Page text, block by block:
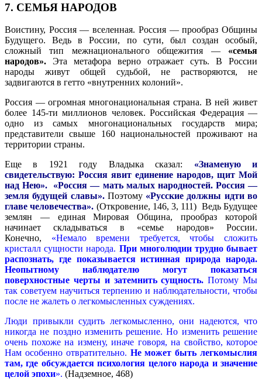
7. СЕМЬЯ НАРОДОВ
Воистину, Россия — вселенная. Россия — прообраз Общины
Будущего. Ведь в России, по сути, был создан особый,
сложный тип межнационального общежития — «семья
народов». Эта метафора верно отражает суть. В России
народы живут общей судьбой, не растворяются, не
задвигаются в гетто «внутренних колоний».
Россия — огромная многонациональная страна. В ней живет
более 145-ти миллионов человек. Российская Федерация —
одно из самых многонациональных государств мира;
представители свыше 160 национальностей проживают на
территории страны.
Еще в 1921 году Владыка сказал:
«Знаменую и
свидетельствую: Россия явит единение народов, щит Мой
над Нею».
«Россия — мать малых народностей. Россия —
земля будущей славы». Поэтому «Русские должны идти во
главе человечества». (Откровение, 146, 3, 111) Ведь Будущее
землян — единая Мировая Община, прообраз которой
начинает складываться в «семье народов» России.
Конечно, «Немало времени требуется, чтобы сложить
кристалл сущности народа. При многолюдии трудно бывает
распознать, где показывается истинная природа народа.
Неопытному наблюдателю могут показаться
поверхностные черты и затемнить сущность. Потому Мы
так советуем научиться терпению и наблюдательности, чтобы
после не жалеть о легкомысленных суждениях.
Люди привыкли судить легкомысленно, они надеются, что
никогда не поздно изменить решение. Но изменить решение
очень похоже на измену, иначе говоря, на свойство, которое
Нам особенно отвратительно. Не может быть легкомыслия
там, где обсуждается психология целого народа и значение
целой эпохи». (Надземное, 468)